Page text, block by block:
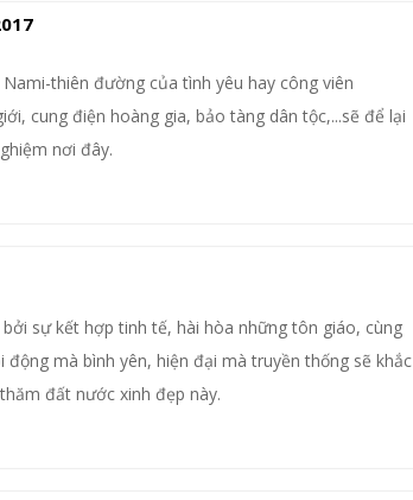
thiên đường của tình yêu hay công viên
cung điện hoàng gia, bảo tàng dân tộc,...sẽ để lại
nơi đây.
sự kết hợp tinh tế, hài hòa những tôn giáo, cùng
mà bình yên, hiện đại mà truyền thống sẽ khắc
đất nước xinh đẹp này.